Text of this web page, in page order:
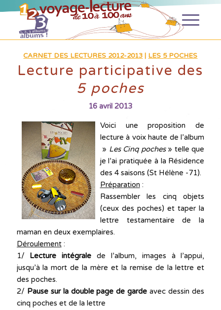
CARNET DES LECTURES 2012-2013 LES 5 POCHES
Lecture participative des
5 poches
16 avril 2013
Voici une proposition de
lecture à voix haute de l’album
» Les Cinq poches» telle que
je l’ai pratiquée à la Résidence
des 4 saisons (St Hélène -71).
Préparation :
Rassembler les cinq objets
(ceux des poches) et taper la
lettre testamentaire de la
maman en deux exemplaires.
Déroulement:
1/ Lecture intégrale de l’album, images à l’appui,
jusqu’à la mort de la mère et la remise de la lettre et
des poches.
2/ Pause sur la double page de garde avec dessin des
cinq poches et de la lettre